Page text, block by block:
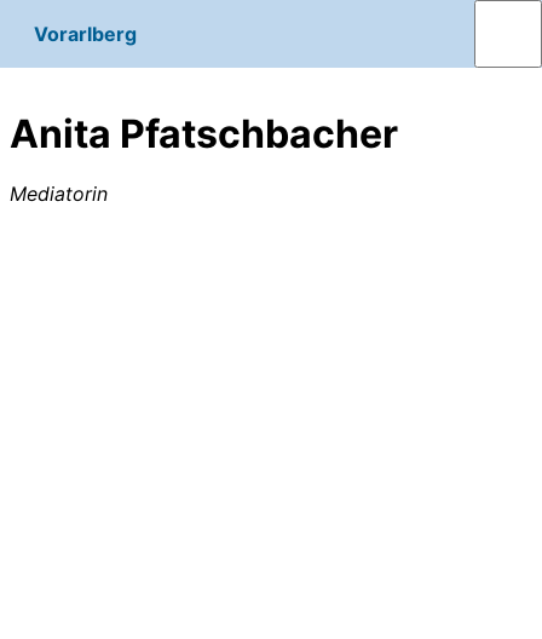
Vorarlberg
Anita Pfatschbacher
Mediatorin